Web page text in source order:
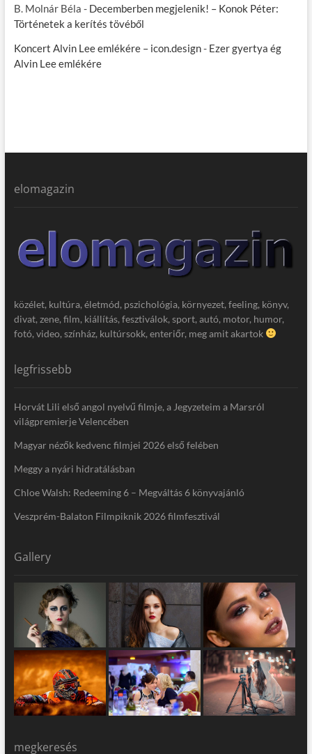
B. Molnár Béla - Decemberben megjelenik! – Konok Péter:
Történetek a kerítés tövéből
Koncert Alvin Lee emlékére – icon.design- Ezer gyertya ég
Alvin Lee emlékére
elomagazin
közélet, kultúra, életmód, pszichológia, környezet, feeling, könyv,
divat, zene, film, kiállítás, fesztiválok, sport, autó, motor, humor,
fotó, video, színház, kultúrsokk, enteriőr, meg amit akartok
legfrissebb
Horvát Lili első angol nyelvű filmje, a Jegyzeteim a Marsról
világpremierje Velencében
Magyar nézők kedvenc filmjei 2026 első felében
Meggy a nyári hidratálásban
Chloe Walsh: Redeeming 6 – Megváltás 6 könyvajánló
Veszprém-Balaton Filmpiknik 2026 filmfesztivál
Gallery
megkeresés